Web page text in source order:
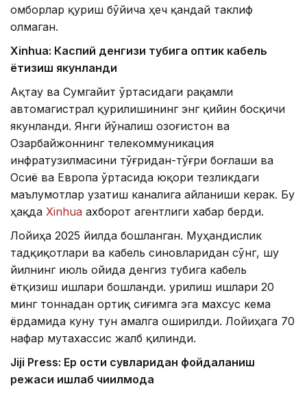
омборлар қуриш бўйича ҳеч қандай таклиф
олмаган.
Xinhuа: Каспий денгизи тубига оптик кабель
ётқизиш якунланди
Ақтау ва Сумгайит ўртасидаги рақамли
автомагистрал қурилишининг энг қийин босқичи
якунланди. Янги йўналиш Қозоғистон ва
Озарбайжоннинг телекоммуникация
инфратузилмасини тўғридан-тўғри боғлаши ва
Осиё ва Европа ўртасида юқори тезликдаги
маълумотлар узатиш каналига айланиши керак. Бу
ҳақда Xinhua ахборот агентлиги хабар берди.
Лойиҳа 2025 йилда бошланган. Муҳандислик
тадқиқотлари ва кабель синовларидан сўнг, шу
йилнинг июль ойида денгиз тубига кабель
ётқизиш ишлари бошланди. Қурилиш ишлари 20
минг тоннадан ортиқ сиғимга эга махсус кема
ёрдамида куну тун амалга оширилди. Лойиҳага 70
нафар мутахассис жалб қилинди.
Jiji Press: Ер ости сувларидан фойдаланиш
режаси ишлаб чиқилмоқда